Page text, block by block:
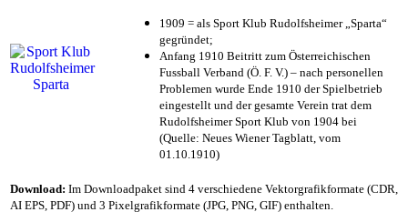
1909 = als Sport Klub Rudolfsheimer „Sparta“
gegründet;
Anfang 1910 Beitritt zum Österreichischen
Fussball Verband (Ö. F. V.) – nach personellen
Problemen wurde Ende 1910 der Spielbetrieb
eingestellt und der gesamte Verein trat dem
Rudolfsheimer Sport Klub von 1904 bei
(Quelle: Neues Wiener Tagblatt, vom
01.10.1910)
Download: Im Downloadpaket sind 4 verschiedene Vektorgrafikformate (CDR,
AI EPS, PDF) und 3 Pixelgrafikformate (JPG, PNG, GIF) enthalten.